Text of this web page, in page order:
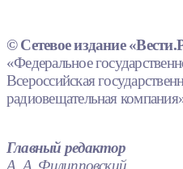
© Сетевое издание
«Федеральное
Всероссийская
радиовещательная
Главный редактор
А. А. Филипповский